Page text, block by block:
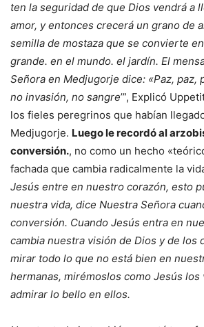
ten la seguridad de que Dios vendrá a
amor, y entonces crecerá un grano de
semilla de mostaza que se convierte
grande. en el mundo. el jardín. El
Señora en Medjugorje dice: «Paz, paz,
no invasión, no sangre’”, Explicó
los fieles peregrinos que habían
Medjugorje. Luego le recordó al
conversión., no como un hecho
fachada que cambia radicalmente la
Jesús entre en nuestro corazón, esto
nuestra vida, dice Nuestra Señora
conversión. Cuando Jesús entra en
cambia nuestra visión de Dios y de los
mirar todo lo que no está bien en
hermanas, mirémoslos como Jesús los
admirar lo bello en ellos.